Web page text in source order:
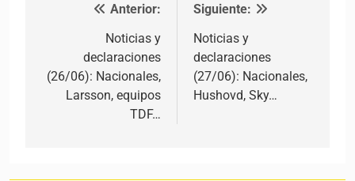
Navegación de entradas
Anterior:
Noticias y
declaraciones
(26/06): Nacionales,
Larsson, equipos
TDF…
Siguiente:
Noticias y
declaraciones
(27/06): Nacionales,
Hushovd, Sky…